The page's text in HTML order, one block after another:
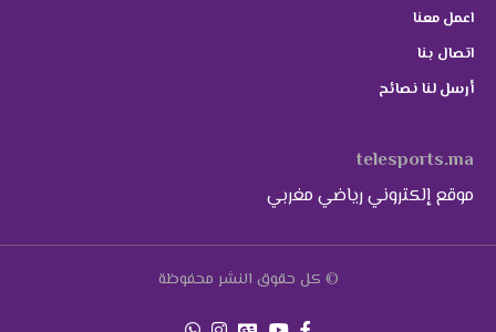
اعمل معنا
اتصال بنا
أرسل لنا نصائح
telesports.ma
موقع إلكتروني رياضي مغربي
© كل حقوق النشر محفوظة